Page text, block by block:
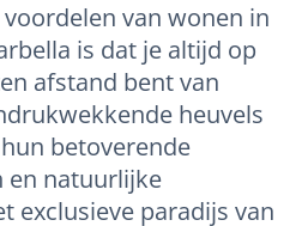
van wonen in
is dat je altijd op
afstand bent van
heuvels
betoverende
en natuurlijke
exclusieve paradijs van